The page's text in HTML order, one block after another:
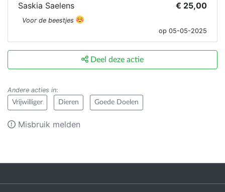
Saskia Saelens € 25,00
Voor de beestjes
op 05-05-2025
Deel deze actie
Andere acties in:
Vrijwilliger Dieren Goede Doelen
Misbruik melden